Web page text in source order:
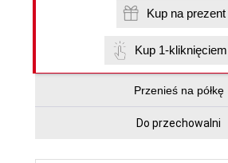
Kup na prezent
Kup 1-kliknięciem
Przenieś na półkę
Do przechowalni